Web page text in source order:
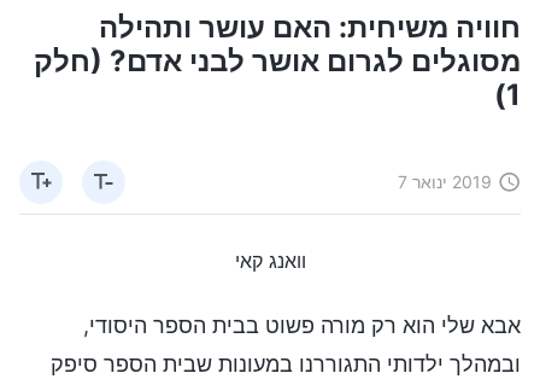
חוויה משיחית: האם עושר ותהילה
מסוגלים לגרום אושר לבני אדם? (חלק
1)
2019 ינואר 7
וואנג קאי
אבא שלי הוא רק מורה פשוט בבית הספר היסודי,
ובמהלך ילדותי התגוררנו במעונות שבית הספר סיפק